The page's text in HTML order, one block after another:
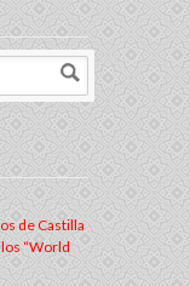
de Castilla
“World